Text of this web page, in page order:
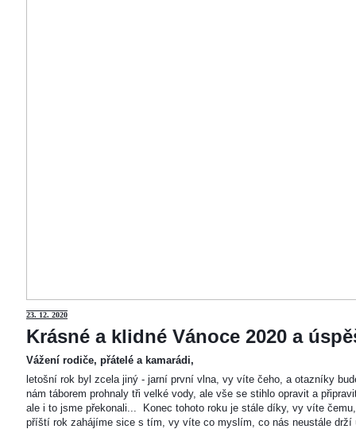
23. 12. 2020
Krásné a klidné Vánoce 2020 a
Vážení rodiče, přátelé a kamarádi,
letošní rok byl zcela jiný - jarní první vlna, vy víte čeho, a otazníky
nám táborem prohnaly tři velké vody, ale vše se stihlo opravit a
ale i to jsme překonali... Konec tohoto roku je stále díky, vy víte
příští rok zahájíme sice s tím, vy víte co myslím, co nás neustále